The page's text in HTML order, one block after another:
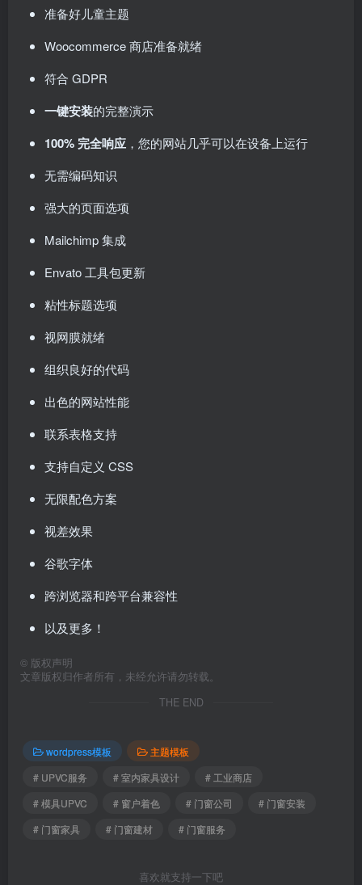
准备好儿童主题
Woocommerce 商店准备就绪
符合 GDPR
一键安装的完整演示
100% 完全响应 ，您的网站几乎可以在设备上运行
无需编码知识
强大的页面选项
Mailchimp 集成
Envato 工具包更新
粘性标题选项
视网膜就绪
组织良好的代码
出色的网站性能
联系表格支持
支持自定义 CSS
无限配色方案
视差效果
谷歌字体
跨浏览器和跨平台兼容性
以及更多！
© 版权声明
文章版权归作者所有，未经允许请勿转载。
THE END
wordpress模板
主题模板
# UPVC服务
# 室内家具设计
# 工业商店
# 模具UPVC
# 窗户着色 # 门窗公司
# 门窗安装
# 门窗家具
# 门窗建材 # 门窗服务
喜欢就支持一下吧